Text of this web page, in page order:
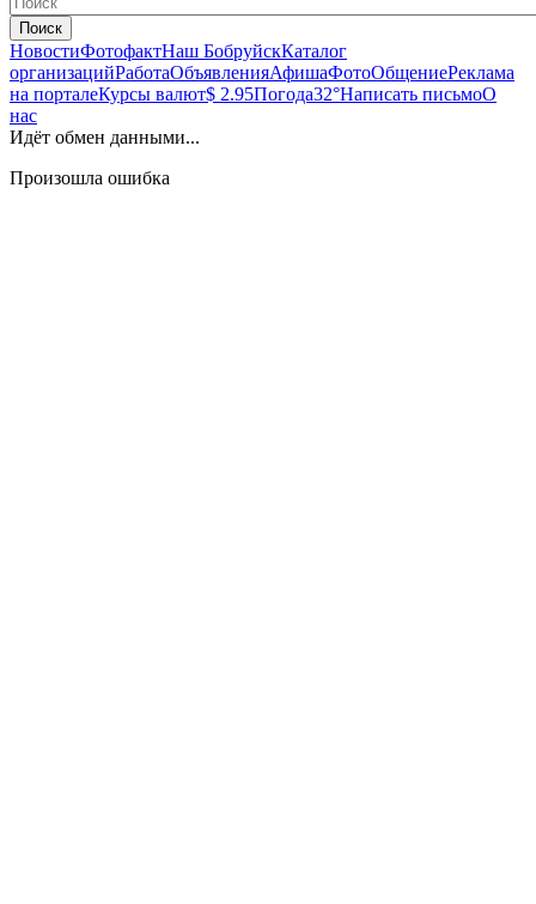
Поиск
НовостиФотофактНаш БобруйскКаталог
организацийРаботаОбъявленияАфишаФотоОбщениеРеклама
на порталеКурсы валют$ 2.95Погода32°Написать письмоО
нас
Идёт обмен данными...
Произошла ошибка